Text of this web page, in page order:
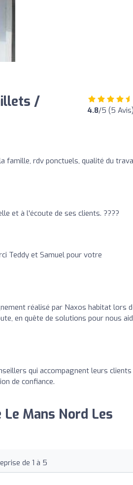
/
4.8/5 (5
famille, rdv ponctuels, qualité du
et à l'écoute de ses clients. ????
Teddy et Samuel pour votre
réalisé par Naxos habitat lors
en quête de solutions pour nous
qui accompagnent leurs clients
de confiance.
Mans Nord Les
de 1 à 5